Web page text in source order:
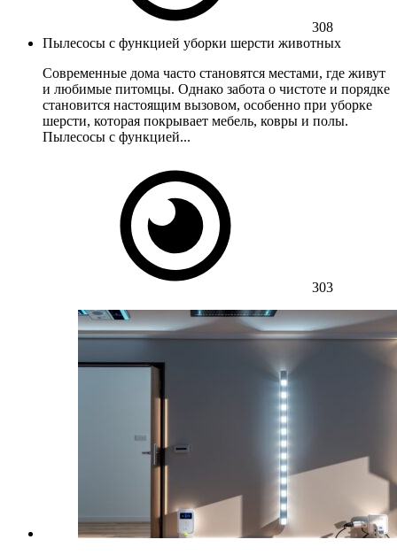
308
Пылесосы с функцией уборки шерсти животных
Современные дома часто становятся местами, где живут
и любимые питомцы. Однако забота о чистоте и порядке
становится настоящим вызовом, особенно при уборке
шерсти, которая покрывает мебель, ковры и полы.
Пылесосы с функцией...
303